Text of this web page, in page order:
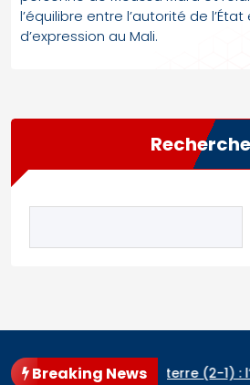
l’équilibre entre l’autorité de
d’expression au Mali.
Breaking News
– Angleterre (2-1) :